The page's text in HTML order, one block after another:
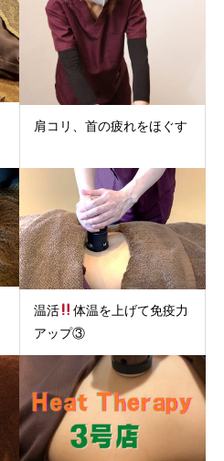
肩コリ、首の疲れをほぐす
温活
体温を上げて免疫力
アップ③